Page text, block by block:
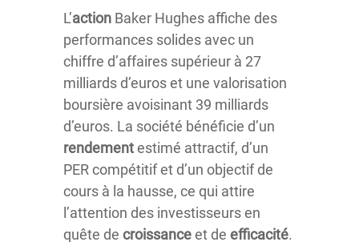
L’action Baker Hughes affiche des
performances solides avec un
chiffre d’affaires supérieur à 27
milliards d’euros et une valorisation
boursière avoisinant 39 milliards
d’euros. La société bénéficie d’un
rendementestimé attractif, d’un
PER compétitif et d’un objectif de
cours à la hausse, ce qui attire
l’attention des investisseurs en
quête de croissanceet de efficacité.